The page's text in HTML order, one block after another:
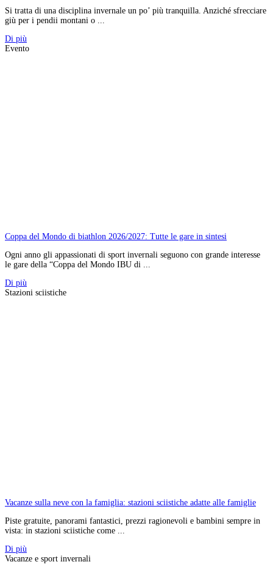
Si tratta di una disciplina invernale un po’ più tranquilla. Anziché sfrecciare
giù per i pendii montani o ...
Di più
Evento
Coppa del Mondo di biathlon 2026/2027: Tutte le gare in sintesi
Ogni anno gli appassionati di sport invernali seguono con grande interesse
le gare della “Coppa del Mondo IBU di ...
Di più
Stazioni sciistiche
Vacanze sulla neve con la famiglia: stazioni sciistiche adatte alle famiglie
Piste gratuite, panorami fantastici, prezzi ragionevoli e bambini sempre in
vista: in stazioni sciistiche come ...
Di più
Vacanze e sport invernali